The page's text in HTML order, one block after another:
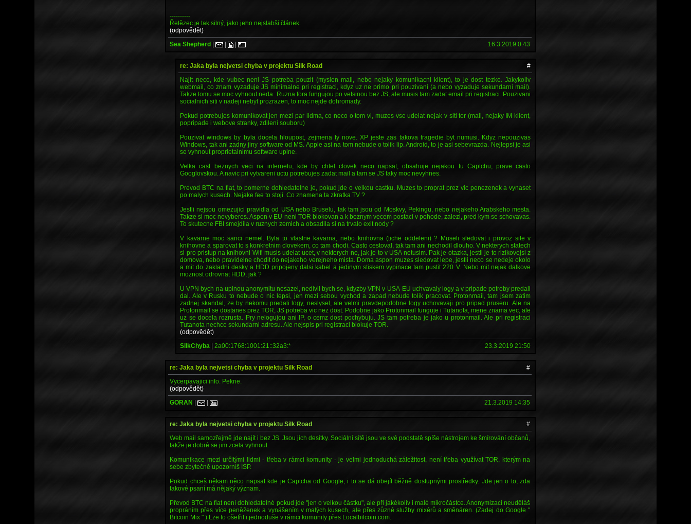
----------
Řetězec je tak silný, jako jeho nejslabší článek.
(odpovědět)
Sea Shepherd | | | 16.3.2019 0:43
re: Jaka byla nejvetsi chyba v projektu Silk Road
#
Najit neco, kde vubec neni JS potreba pouzit (myslen mail, nebo nejaky komunikacni klient), to je dost tezke. Jakykoliv
webmail, co znam vyzaduje JS minimalne pri registraci, kdyz uz ne primo pri pouzivani (a nebo vyzaduje sekundarni mail).
Takze tomu se moc vyhnout neda. Ruzna fora fungujou po vetsinou bez JS, ale musis tam zadat email pri registraci. Pouzivani
socialnich siti v nadeji nebyt prozrazen, to moc nejde dohromady.
Pokud potrebujes komunikovat jen mezi par lidma, co neco o tom vi, muzes vse udelat nejak v siti tor (mail, nejaky IM klient,
popripade i webove stranky, zdileni souboru)
Pouzivat windows by byla docela hloupost, zejmena ty nove. XP jeste zas takova tragedie byt numusi. Kdyz nepouzivas
Windows, tak ani zadny jiny software od MS. Apple asi na tom nebude o tolik lip. Android, to je asi sebevrazda. Nejlepsi je asi
se vyhnout proprietalnimu software uplne.
Velka cast beznych veci na internetu, kde by chtel clovek neco napsat, obsahuje nejakou tu Captchu, prave casto
Googlovskou. A navic pri vytvareni uctu potrebujes zadat mail a tam se JS taky moc nevyhnes.
Prevod BTC na fiat, to pomerne dohledatelne je, pokud jde o velkou castku. Muzes to proprat prez vic penezenek a vynaset
po malych kusech. Nejake fee to stoji. Co znamena ta zkratka TV ?
Jestli nejsou omezujici pravidla od USA nebo Bruselu, tak tam jsou od Moskvy, Pekingu, nebo nejakeho Arabskeho mesta.
Takze si moc nevyberes. Aspon v EU neni TOR blokovan a k beznym vecem postaci v pohode, zalezi, pred kym se schovavas.
To skutecne FBI smejdila v ruznych zemich a obsadila si na trvalo exit nody ?
V kavarne moc sanci nemel. Byla to vlastne kavarna, nebo knihovna (tiche oddeleni) ? Museli sledovat i provoz site v
knihovne a sparovat to s konkretnim clovekem, co tam chodi. Casto cestoval, tak tam ani nechodil dlouho. V nekterych statech
si pro pristup na knihovni Wifi musis udelat ucet, v nekterych ne, jak je to v USA netusim. Pak je otazka, jestli je to rizikovejsi z
domova, nebo pravidelne chodit do nejakeho verejneho mista. Doma aspon muzes sledovat lepe, jestli neco se nedeje okolo
a mit do zakladni desky a HDD pripojeny dalsi kabel a jedinym stiskem vypinace tam pustit 220 V. Nebo mit nejak dalkove
moznost odrovnat HDD, jak ?
U VPN bych na uplnou anonymitu nesazel, nedivil bych se, kdyzby VPN v USA-EU uchvavaly logy a v pripade potreby predali
dal. Ale v Rusku to nebude o nic lepsi, jen mezi sebou vychod a zapad nebude tolik pracovat. Protonmail, tam jsem zatim
zadnej skandal, ze by nekomu predali logy, neslysel, ale velmi pravdepodobne logy uchovavaji pro pripad pruseru. Ale na
Protonmail se dostanes prez TOR, JS potreba vic nez dost. Podobne jako Protonmail funguje i Tutanota, mene znama vec, ale
uz se docela rozrusta. Pry nelogujou ani IP, o cemz dost pochybuju. JS tam potreba je jako u protonmail. Ale pri registraci
Tutanota nechce sekundarni adresu. Ale nejspis pri registraci blokuje TOR.
(odpovědět)
SilkChyba |2a00:1768:1001:21::32a3:* 23.3.2019 21:50
re: Jaka byla nejvetsi chyba v projektu Silk Road
#
Vycerpavajici info. Pekne.
(odpovědět)
GORAN | | 21.3.2019 14:35
re: Jaka byla nejvetsi chyba v projektu Silk Road
#
Web mail samozřejmě jde najít i bez JS. Jsou jich desítky. Sociální sítě jsou ve své podstatě spíše nástrojem ke šmírování občanů,
takže je dobré se jim zcela vyhnout.
Komunikace mezi určitými lidmi - třeba v rámci komunity - je velmi jednoduchá záležitost, není třeba využívat TOR, kterým na
sebe zbytečně upozorníš ISP.
Pokud chceš někam něco napsat kde je Captcha od Google, i to se dá obejít běžně dostupnými prostředky. Jde jen o to, zda
takové psaní má nějaký význam.
Převod BTC na fiat není dohledatelné pokud jde "jen o velkou částku", ale při jakékoliv i malé mikročástce. Anonymizaci neuděláš
propráním přes více peněženek a vynášením v malých kusech, ale přes zůzné služby mixérů a směnáren. (Zadej do Google "
Bitcoin Mix " ) Lze to ošetřit i jednoduše v rámci komunity přes Localbitcoin.com.